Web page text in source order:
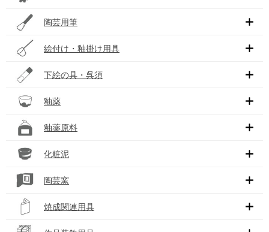
陶芸用筆
絵付け・釉掛け用具
下絵の具・呉須
釉薬
釉薬原料
化粧泥
陶芸窯
焼成関連用具